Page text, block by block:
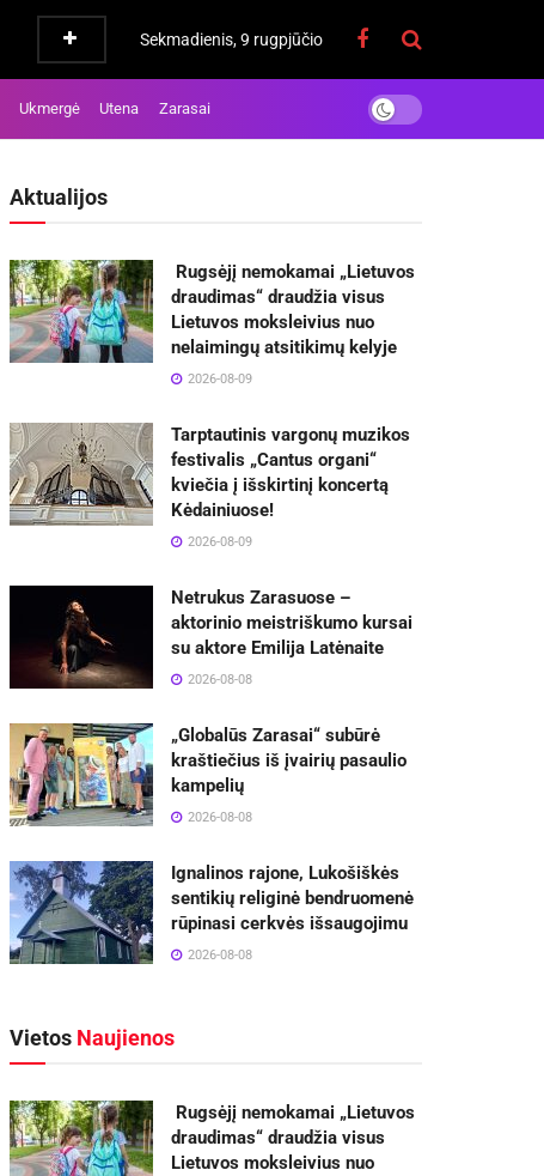
Sekmadienis, 9 rugpjūčio
Ukmergė Utena Zarasai
Aktualijos
Rugsėjį nemokamai „Lietuvos
draudimas“ draudžia visus
Lietuvos moksleivius nuo
nelaimingų atsitikimų kelyje
2026-08-09
Tarptautinis vargonų muzikos
festivalis „Cantus organi“
kviečia į išskirtinį koncertą
Kėdainiuose!
2026-08-09
Netrukus Zarasuose –
aktorinio meistriškumo kursai
su aktore Emilija Latėnaite
2026-08-08
„Globalūs Zarasai“ subūrė
kraštiečius iš įvairių pasaulio
kampelių
2026-08-08
Ignalinos rajone, Lukošiškės
sentikių religinė bendruomenė
rūpinasi cerkvės išsaugojimu
2026-08-08
Vietos Naujienos
Rugsėjį nemokamai „Lietuvos
draudimas“ draudžia visus
Lietuvos moksleivius nuo